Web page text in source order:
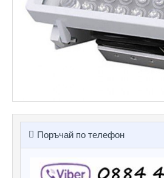
Поръчай по телефон